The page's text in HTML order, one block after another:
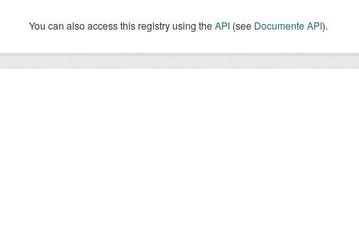
You can also access this registry using theAPI (see Documente API).